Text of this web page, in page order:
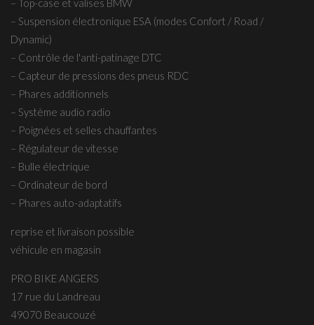
– Top-case et valises BMW
– Suspension électronique ESA (modes Confort / Road /
Dynamic)
– Contrôle de l'anti-patinage DTC
– Capteur de pressions des pneus RDC
– Phares additionnels
– Système audio radio
– Poignées et selles chauffantes
– Régulateur de vitesse
– Bulle électrique
– Ordinateur de bord
– Phares auto-adaptatifs
reprise et livraison possible
véhicule en magasin
PRO BIKE ANGERS
17 rue du Landreau
49070 Beaucouzé